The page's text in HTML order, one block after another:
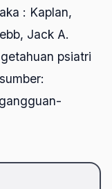
: Kaplan,
Jack A.
psiatri